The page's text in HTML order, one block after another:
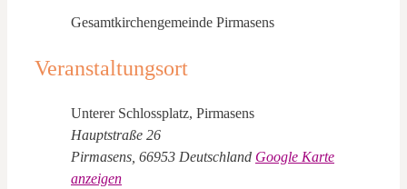
Gesamtkirchengemeinde Pirmasens
Veranstaltungsort
Unterer Schlossplatz, Pirmasens
Hauptstraße 26
Pirmasens 66953 Deutschland Google Karte
anzeigen